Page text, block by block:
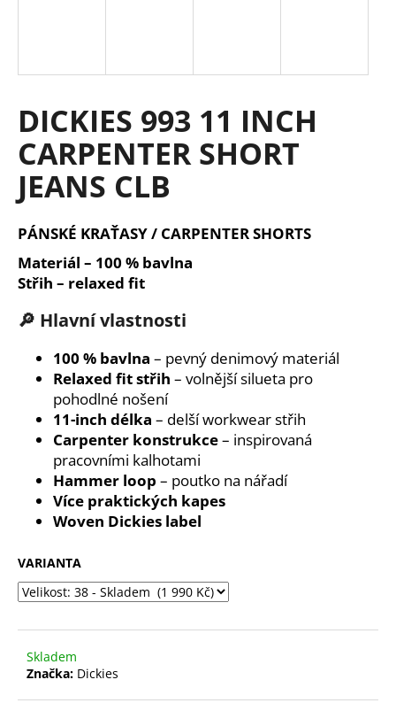
DICKIES 993 11 INCH
CARPENTER SHORT
JEANS CLB
PÁNSKÉ KRAŤASY / CARPENTER SHORTS
Materiál – 100 % bavlna
Střih – relaxed fit
🔎 Hlavní vlastnosti
100 % bavlna – pevný denimový materiál
Relaxed fit střih – volnější silueta pro
pohodlné nošení
11-inch délka – delší workwear střih
Carpenter konstrukce– inspirovaná
pracovními kalhotami
Hammer loop – poutko na nářadí
Více praktických kapes
Woven Dickies label
VARIANTA
Skladem
Značka: Dickies
í
?
D
p